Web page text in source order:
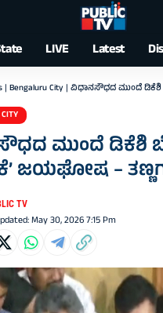
LIVE Latest
| Bengaluru City | ವಿಧಾನಸೌಧದ ಮುಂದೆ ಡಿಕೆಶಿ ಬೆಂಬಲಿಗರಿಂದ
ಮುಂದೆ ಡಿಕೆಶಿ
ಜಯಘೋಷ –
May 30, 2026 7:15 Pm
TV